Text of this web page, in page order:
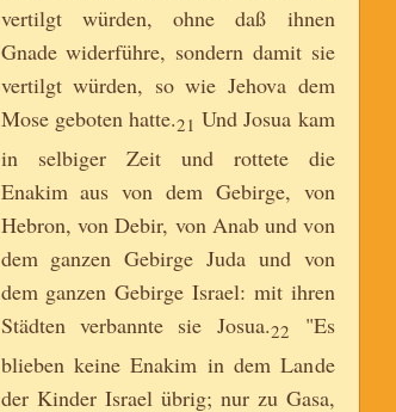
vertilgt würden, ohne daß ihnen
Gnade widerführe, sondern damit sie
vertilgt würden, so wie Jehova dem
Mose geboten hatte.21 Und Josua kam
in selbiger Zeit und rottete die
Enakim aus von dem Gebirge, von
Hebron, von Debir, von Anab und von
dem ganzen Gebirge Juda und von
dem ganzen Gebirge Israel: mit ihren
Städten verbannte sie Josua.22
"Es
blieben keine Enakim in dem Lande
der Kinder Israel übrig; nur zu Gasa,